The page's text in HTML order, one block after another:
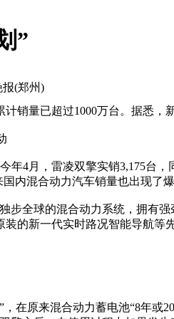
”
(郑州)
量已超过1000万台。据悉，
月，雷凌双擎实销3,175台，
内混合动力汽车销量也出现了爆
全球的混合动力系统，拥有
的新一代实时路况智能导航等
原来混合动力蓄电池“8年或